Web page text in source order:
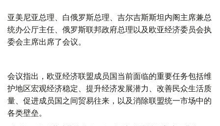
亚美尼亚总理、白俄罗斯总理、吉尔吉斯斯坦内阁主席兼总
统办公厅主任、俄罗斯联邦政府总理以及欧亚经济委员会执
委会主席出席了会议。
会议指出，欧亚经济联盟成员国当前面临的重要任务包括维
护地区宏观经济稳定、提升经济发展潜力、改善民众生活质
量、促进成员国之间贸易往来，以及消除联盟统一市场中的
各类壁垒。